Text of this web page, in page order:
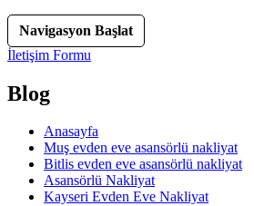
Navigasyon Başlat
İletişim Formu
Blog
Anasayfa
Muş evden eve asansörlü nakliyat
Bitlis evden eve asansörlü nakliyat
Asansörlü Nakliyat
Kayseri Evden Eve Nakliyat